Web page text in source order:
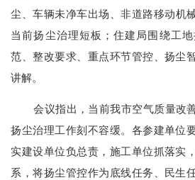
尘、车辆未净车出场、非道路移动机
当前扬尘治理短板；住建局围绕工
范、整改要求、重点环节管控、扬尘
讲解。
会议指出 ， 当前我市空气质量改
扬尘治理工作刻不容缓。各参建单位
实建设单位负总责，施工单位抓落实
系，将扬尘管控作为底线任务、民生